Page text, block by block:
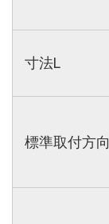
寸法L
標準取付方向